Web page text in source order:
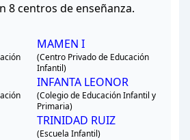
8 centros de enseñanza.
MAMEN I
(Centro Privado de Educación
Infantil)
INFANTA LEONOR
(Colegio de Educación Infantil y
Primaria)
TRINIDAD RUIZ
(Escuela Infantil)